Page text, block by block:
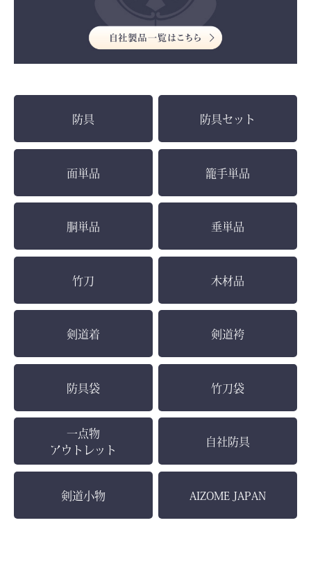
お買い物を続ける カートへ進む
防具 防具セット
面単品 籠手単品
胴単品 垂単品
竹刀 木材品
剣道着 剣道袴
防具袋 竹刀袋
一点物
アウトレット
自社防具
剣道小物 AIZOME JAPAN